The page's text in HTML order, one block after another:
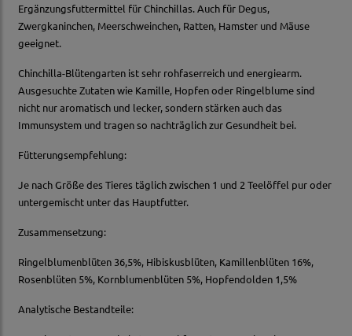
Ergänzungsfuttermittel für Chinchillas. Auch für Degus,
Zwergkaninchen, Meerschweinchen, Ratten, Hamster und Mäuse
geeignet.
Chinchilla-Blütengarten ist sehr rohfaserreich und energiearm.
Ausgesuchte Zutaten wie Kamille, Hopfen oder Ringelblume sind
nicht nur aromatisch und lecker, sondern stärken auch das
Immunsystem und tragen so nachträglich zur Gesundheit bei.
Fütterungsempfehlung:
Je nach Größe des Tieres täglich zwischen 1 und 2 Teelöffel pur oder
untergemischt unter das Hauptfutter.
Zusammensetzung:
Ringelblumenblüten 36,5%, Hibiskusblüten, Kamillenblüten 16%,
Rosenblüten 5%, Kornblumenblüten 5%, Hopfendolden 1,5%
Analytische Bestandteile: